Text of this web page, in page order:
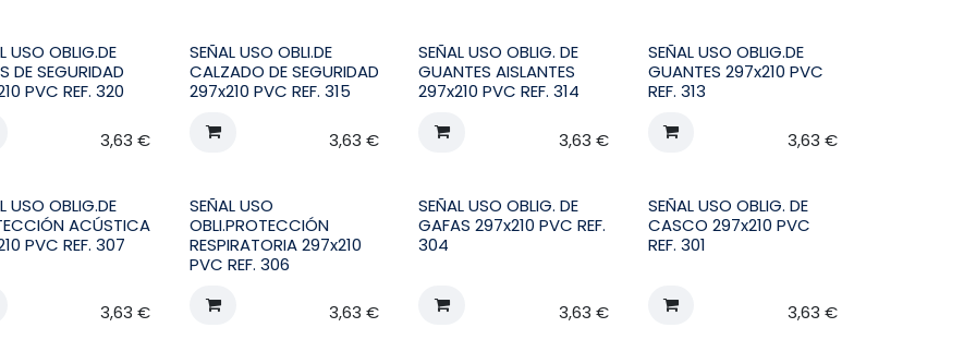
USO OBLIG.DE
DE SEGURIDAD
PVC REF. 320
3,63 €
SEÑAL USO OBLI.DE
CALZADO DE SEGURIDAD
297x210 PVC REF. 315
3,63 €
SEÑAL USO OBLIG. DE
GUANTES AISLANTES
297x210 PVC REF. 314
3,63 €
SEÑAL USO OBLIG.DE
GUANTES 297x210 PVC
REF. 313
3,63 €
USO OBLIG.DE
ACÚSTICA
PVC REF. 307
3,63 €
SEÑAL USO
OBLI.PROTECCIÓN
RESPIRATORIA 297x210
PVC REF. 306
3,63 €
SEÑAL USO OBLIG. DE
GAFAS 297x210 PVC REF.
304
3,63 €
SEÑAL USO OBLIG. DE
CASCO 297x210 PVC
REF. 301
3,63 €